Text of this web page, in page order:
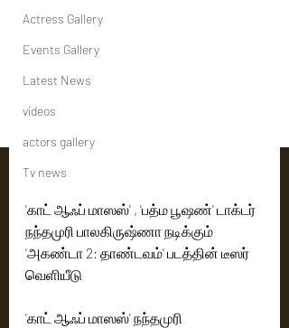
Actress Gallery
Events Gallery
Latest News
videos
actors gallery
Tv news
'காட் ஆஃப் மாஸஸ்' , 'பத்ம பூஷண்' டாக்டர்
நந்தமுரி பாலகிருஷ்ணா நடிக்கும்
'அகண்டா 2: தாண்டவம்' படத்தின் டீஸர்
வெளியீடு
'காட் ஆஃப் மாஸஸ்' நந்தமுரி